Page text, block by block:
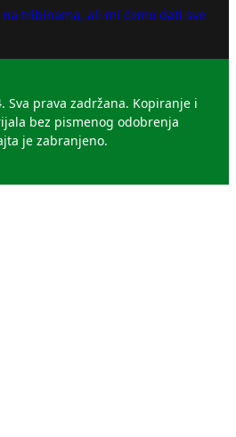
tribinama, ali mi ćemo dati sve
Sva prava zadržana. Kopiranje i
bez pismenog odobrenja
je zabranjeno.